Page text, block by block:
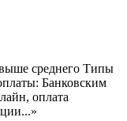
среднего Типы
Банковским
оплата